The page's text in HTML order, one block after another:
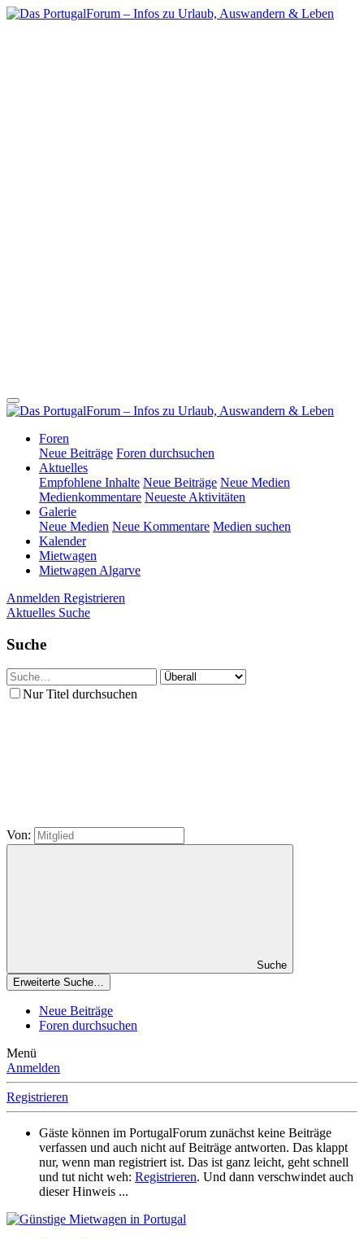
Foren
Neue Beiträge Foren durchsuchen
Aktuelles
Empfohlene Inhalte Neue Beiträge Neue Medien
Medienkommentare Neueste Aktivitäten
Galerie
Neue Medien Neue Kommentare Medien suchen
Kalender
Mietwagen
Mietwagen Algarve
Anmelden Registrieren
Aktuelles Suche
Suche
Nur Titel durchsuchen
Von:
Suche
Erweiterte Suche…
Neue Beiträge
Foren durchsuchen
Menü
Anmelden
Registrieren
Gäste können im PortugalForum zunächst keine Beiträge
verfassen und auch nicht auf Beiträge antworten. Das klappt
nur, wenn man registriert ist. Das ist ganz leicht, geht schnell
und tut nicht weh: Registrieren. Und dann verschwindet auch
dieser Hinweis ...